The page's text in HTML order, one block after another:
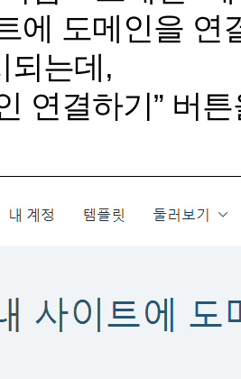
에 도메인을 연
되는데,
연결하기” 버